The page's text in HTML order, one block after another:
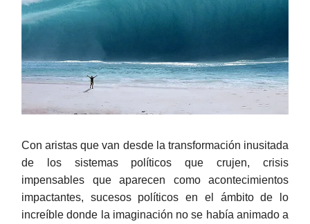
Con aristas que van desde la transformación inusitada
de los sistemas políticos que crujen, crisis
impensables que aparecen como acontecimientos
impactantes, sucesos políticos en el ámbito de lo
increíble donde la imaginación no se había animado a